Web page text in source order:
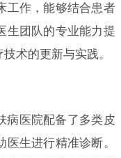
工作，能够结合患者
生团队的专业能力提
术的更新与实践。
病医院配备了多类皮
生进行精准诊断。